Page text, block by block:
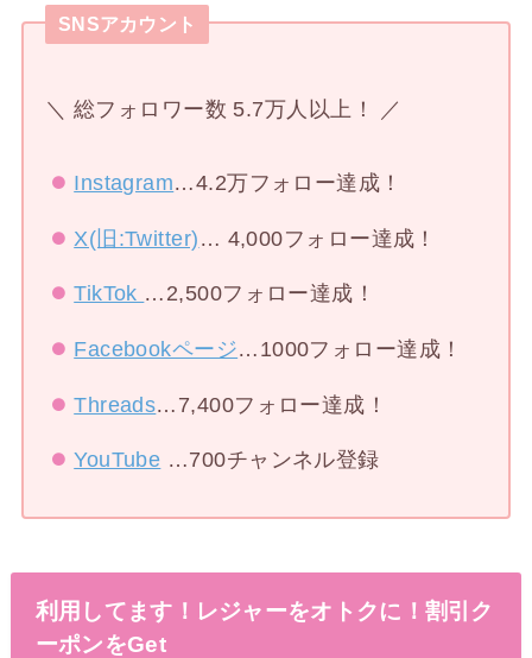
SNSアカウント
＼ 総フォロワー数 5.7万人以上！ ／
Instagram…4.2万フォロー達成！
X(旧:Twitter) … 4,000フォロー達成！
TikTok …2,500フォロー達成！
Facebookページ…1000フォロー達成！
Threads…7,400フォロー達成！
YouTube …700チャンネル登録
利用してます！レジャーをオトクに！割引ク
ーポンをGet